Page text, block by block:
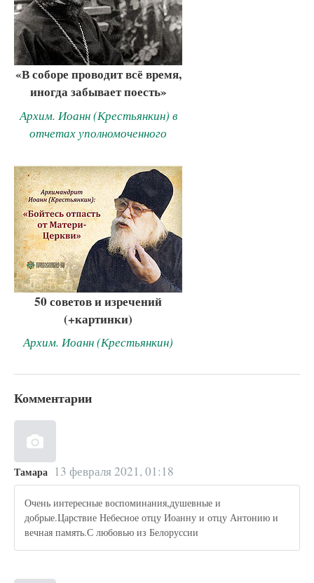
«В соборе проводит всё время,
иногда забывает поесть»
Архим. Иоанн (Крестьянкин) в
отчетах уполномоченного
50 советов и изречений
(+картинки)
Архим. Иоанн (Крестьянкин)
Комментарии
Тамара 13 февраля 2021, 01:18
Очень интересные воспоминания,душевные и
добрые.Царствие Небесное отцу Иоанну и отцу Антонию и
вечная память.С любовью из Белоруссии